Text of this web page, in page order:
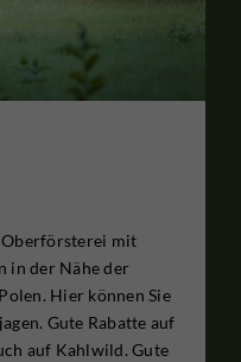
mit
in der Nähe der
Hier können Sie
Gute Rabatte auf
auf Kahlwild. Gute